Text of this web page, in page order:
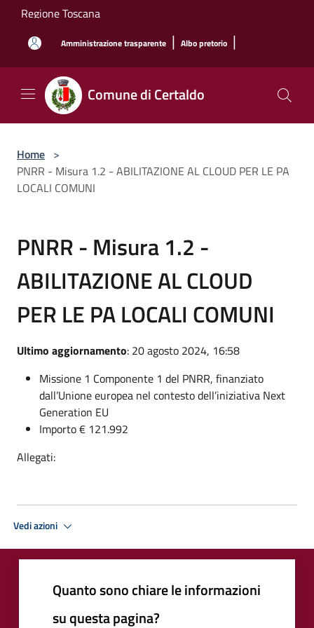
Salta al contenuto principale
Regione Toscana
Amministrazione trasparente | Albo pretorio |
Comune di Certaldo
Home >
PNRR - Misura 1.2 - ABILITAZIONE AL CLOUD PER LE PA
LOCALI COMUNI
PNRR - Misura 1.2 -
ABILITAZIONE AL CLOUD
PER LE PA LOCALI COMUNI
Ultimo aggiornamento: 20 agosto 2024, 16:58
Missione 1 Componente 1 del PNRR, finanziato
dall’Unione europea nel contesto dell’iniziativa Next
Generation EU
Importo € 121.992
Allegati:
Vedi azioni
Quanto sono chiare le informazioni
su questa pagina?